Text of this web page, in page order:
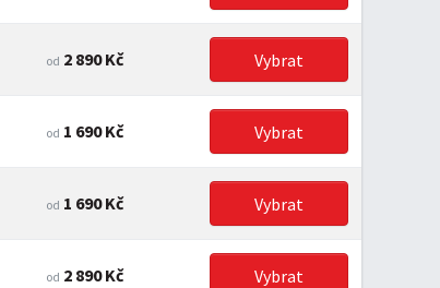
od 2 890 Kč Vybrat
od 1 690 Kč Vybrat
od 1 690 Kč Vybrat
od 2 890 Kč Vybrat